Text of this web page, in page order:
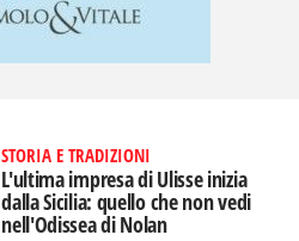
STORIA E TRADIZIONI
L'ultima impresa di Ulisse inizia
dalla Sicilia: quello che non vedi
nell'Odissea di Nolan